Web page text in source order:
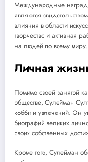
Международные
являются
влияния в области
творчество и активная
на людей по всему миру.
Личная
Помимо своей занятой
обществе, Сулейман
хобби и увлечений. Он
биографий великих
своих собственных
Кроме того, Сулейман